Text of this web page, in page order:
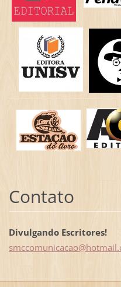
Contato
Divulgando Escritores!
smccomunicacao@h